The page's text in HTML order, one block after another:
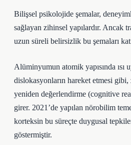
Bilişsel psikolojide şemalar,
sağlayan zihinsel yapılardır. Ancak
uzun süreli belirsizlik bu şemaları
Alüminyumun atomik yapısında ısı
dislokasyonların hareket etmesi
yeniden değerlendirme (cognitive
girer. 2021’de yapılan nörobilim
korteksin bu süreçte duygusal
göstermiştir.